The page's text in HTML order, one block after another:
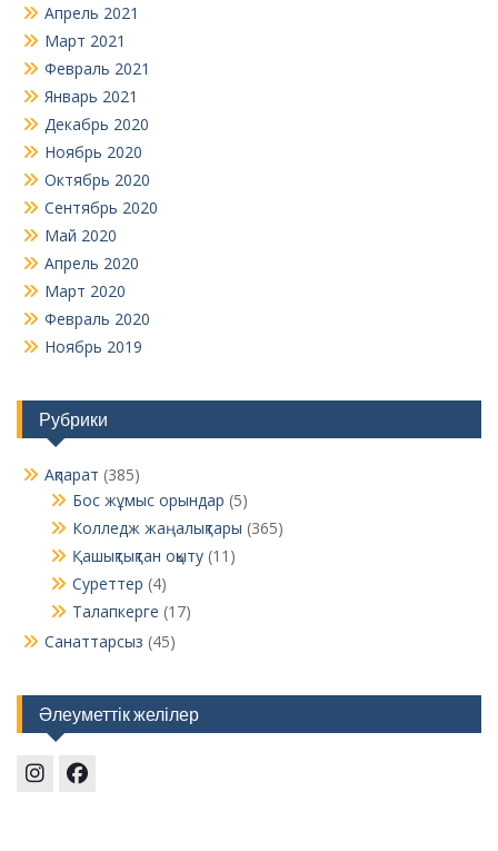
Апрель 2021
Март 2021
Февраль 2021
Январь 2021
Декабрь 2020
Ноябрь 2020
Октябрь 2020
Сентябрь 2020
Май 2020
Апрель 2020
Март 2020
Февраль 2020
Ноябрь 2019
Рубрики
Ақпарат (385)
Бос жұмыс орындар (5)
Колледж жаңалықтары (365)
Қашықтықтан оқыту (11)
Суреттер (4)
Талапкерге (17)
Санаттарсыз (45)
Әлеуметтік желілер